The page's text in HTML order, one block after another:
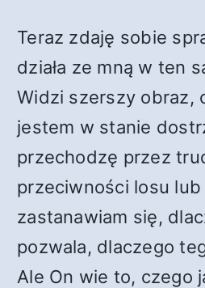
Teraz zdaję sobie
działa ze mną w ten
Widzi szerszy obraz,
jestem w stanie
przechodzę przez
przeciwności losu
zastanawiam się,
pozwala, dlaczego
Ale On wie to, czego